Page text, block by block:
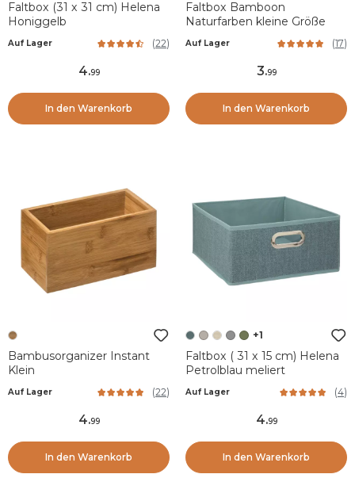
Faltbox (31 x 31 cm) Helena
Honiggelb
Auf Lager (22)
4.99
In den Warenkorb
Faltbox Bamboon
Naturfarben kleine Größe
Auf Lager (17)
3.99
In den Warenkorb
Bambusorganizer Instant
Klein
Auf Lager (22)
4.99
In den Warenkorb
+1
Faltbox ( 31 x 15 cm) Helena
Petrolblau meliert
Auf Lager (4)
4.99
In den Warenkorb